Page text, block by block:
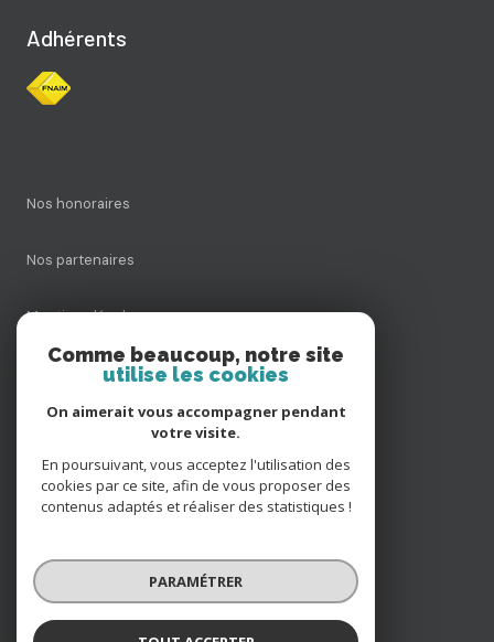
Adhérents
Nos honoraires
Nos partenaires
Mentions légales
Cookies
© 2026 | Tous droits réservés
Réalisé par
Comme beaucoup, notre site
utilise les cookies
On aimerait vous accompagner pendant
votre visite.
En poursuivant, vous acceptez l'utilisation des
cookies par ce site, afin de vous proposer des
contenus adaptés et réaliser des statistiques !
PARAMÉTRER